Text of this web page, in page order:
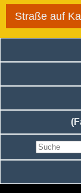
Straße auf